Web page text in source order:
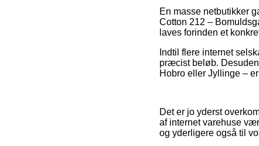
En masse netbutikker
Cotton 212 –
laves forinden et
Indtil flere internet
præcist beløb.
Hobro eller Jyllinge –
Det er jo yderst
af internet varehuse
og yderligere også til